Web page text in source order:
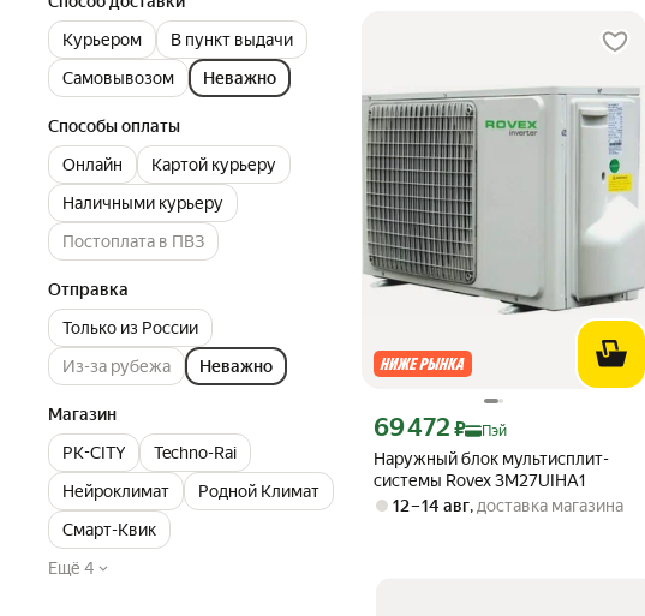
Курьером
В пункт выдачи
Самовывозом
Неважно
Способы оплаты
Онлайн
Картой курьеру
Наличными курьеру
Постоплата в ПВЗ
Отправка
Только из России
Из-за рубежа
Неважно
Магазин
PK-CITY
Techno-Rai
Нейроклимат
Родной Климат
Смарт-Квик
Ещё 4
Наружный блок мультисплит-
системы Rovex 3M27UIHA1
Цена с картой Яндекс Пэй 69472 ₽
69 472 ₽ Пэй
12 – 14 авг, доставка магазина